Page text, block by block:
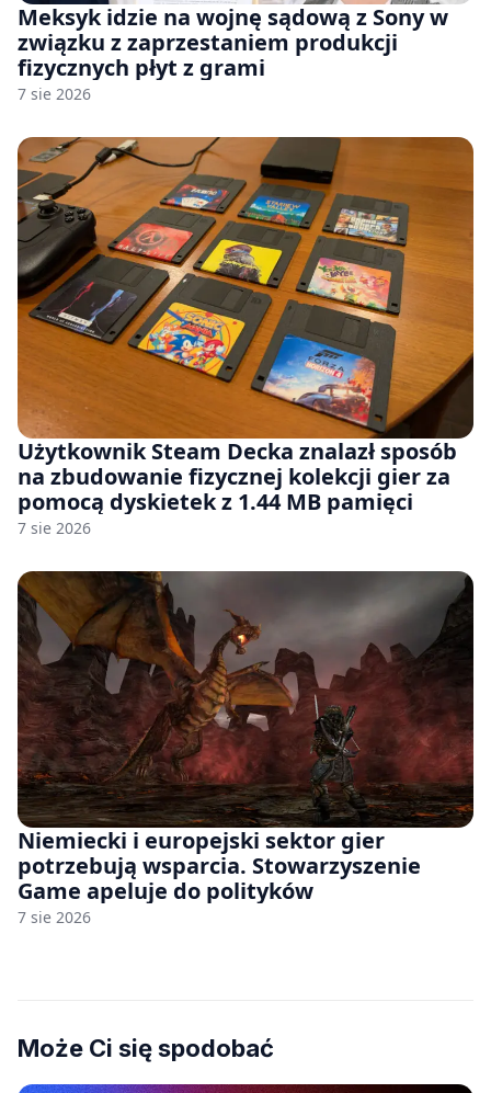
Meksyk idzie na wojnę sądową z Sony w
związku z zaprzestaniem produkcji
fizycznych płyt z grami
7 sie 2026
Użytkownik Steam Decka znalazł sposób
na zbudowanie fizycznej kolekcji gier za
pomocą dyskietek z 1.44 MB pamięci
7 sie 2026
Niemiecki i europejski sektor gier
potrzebują wsparcia. Stowarzyszenie
Game apeluje do polityków
7 sie 2026
Może Ci się spodobać